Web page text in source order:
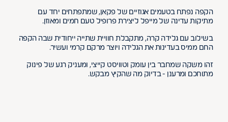
הקפה נפתח בטעמים אגוזיים של פקאן, שמתפתחים יחד עם
מתיקות עדינה של מייפל ליצירת פרופיל טעם חמים ומאוזן.
בשילוב עם גלידה קרה, מתקבלת חוויית שתייה ייחודית שבה הקפה
החם ממיס בעדינות את הגלידה ויוצר מרקם קרמי ועשיר.
זהו משקה שמחבר בין עומק וטוויסט קייצי, ומעניק רגע של פינוק
מתוחכם ומרענן - בדיוק מה שהקיץ מבקש.